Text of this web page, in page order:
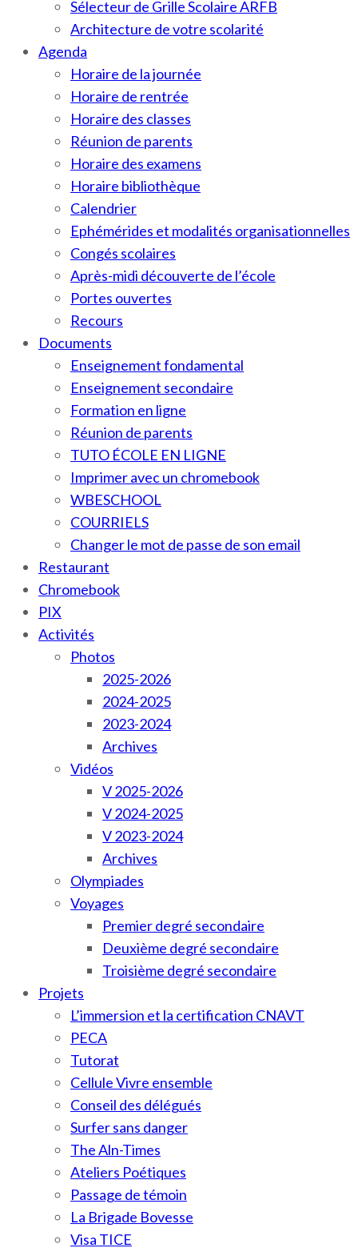
Sélecteur de Grille Scolaire ARFB
Architecture de votre scolarité
Agenda
Horaire de la journée
Horaire de rentrée
Horaire des classes
Réunion de parents
Horaire des examens
Horaire bibliothèque
Calendrier
Ephémérides et modalités organisationnelles
Congés scolaires
Après-midi découverte de l’école
Portes ouvertes
Recours
Documents
Enseignement fondamental
Enseignement secondaire
Formation en ligne
Réunion de parents
TUTO ÉCOLE EN LIGNE
Imprimer avec un chromebook
WBESCHOOL
COURRIELS
Changer le mot de passe de son email
Restaurant
Chromebook
PIX
Activités
Photos
2025-2026
2024-2025
2023-2024
Archives
Vidéos
V 2025-2026
V 2024-2025
V 2023-2024
Archives
Olympiades
Voyages
Premier degré secondaire
Deuxième degré secondaire
Troisième degré secondaire
Projets
L’immersion et la certification CNAVT
PECA
Tutorat
Cellule Vivre ensemble
Conseil des délégués
Surfer sans danger
The Aln-Times
Ateliers Poétiques
Passage de témoin
La Brigade Bovesse
Visa TICE